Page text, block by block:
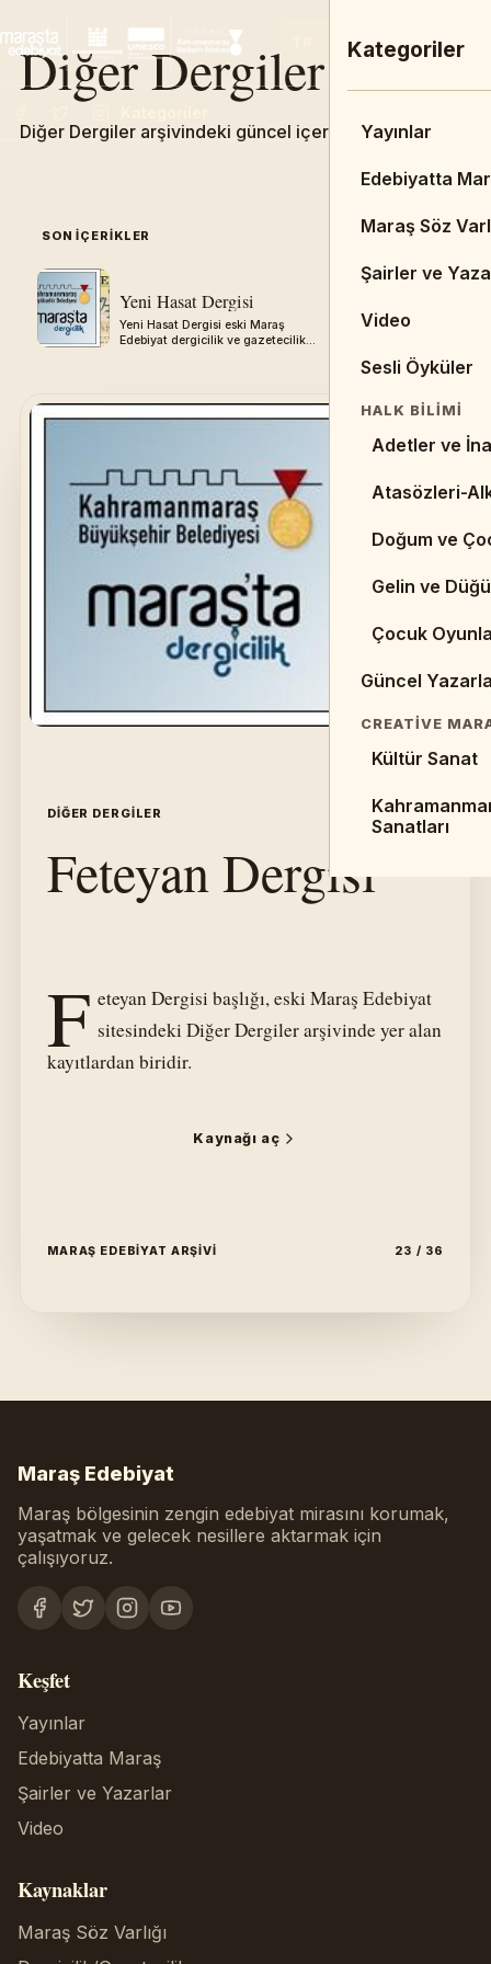
EN FR
Ana Menü
Admin
Ana Sayfa
DUYURULAR &
Kitaplar
Kaynaklar
Makaleler
EDEBIYAT
Cumhuriyet
Halk
Divan
Kategoriler
Yayınlar
Edebiyatta
Maraş Söz
Şairler ve
Video
Sesli Öyküler
HALK BILIMI
Adetler ve
Atasözleri-
Doğum ve
Gelin ve
Çocuk
Güncel
CREATIVE
Kültür Sanat
Sanatları
Diğer Dergiler
Diğer Dergiler arşivindeki güncel içerikleri keşfedin.
SON IÇERIKLER 05
Yeni Hasat Dergisi
Yeni Hasat Dergisi eski Maraş
Edebiyat dergicilik ve gazetecilik
gazetecilik
aktarılmıştır.
DIĞER DERGILER İÇERIK 23
Feteyan Dergisi
F eteyan Dergisi başlığı, eski Maraş Edebiyat
sitesindeki Diğer Dergiler arşivinde yer alan
kayıtlardan biridir.
Kaynağı aç
MARAŞ EDEBIYAT ARŞIVI 23 / 36
Maraş Edebiyat
Maraş bölgesinin zengin edebiyat mirasını korumak,
yaşatmak ve gelecek nesillere aktarmak için
çalışıyoruz.
Keşfet
Yayınlar
Edebiyatta Maraş
Şairler ve Yazarlar
Video
Kaynaklar
Maraş Söz Varlığı